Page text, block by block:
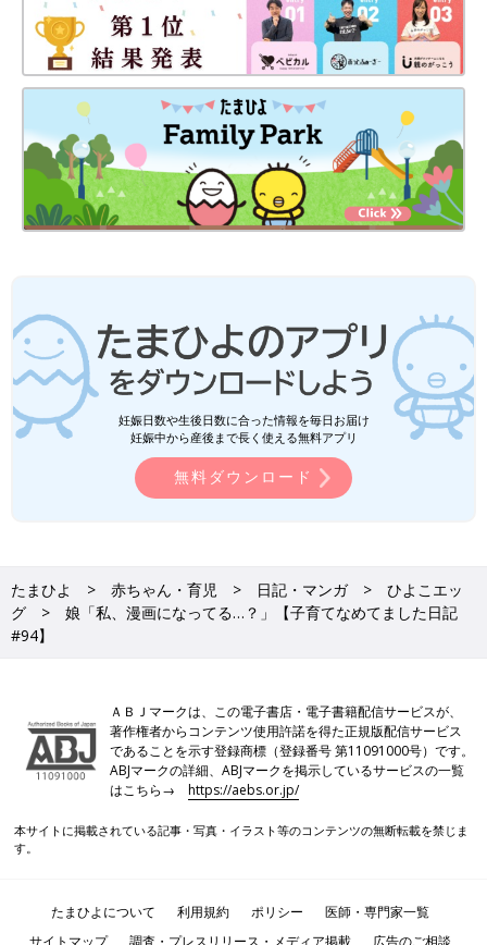
妊娠日数や生後日数に合った情報を毎日お届け
妊娠中から産後まで長く使える無料アプリ
無料ダウンロード
たまひよ 赤ちゃん・育児 日記・マンガ
ひよこエッ
グ
娘「私、漫画になってる…？」【子育てなめてました日記
#94】
ＡＢＪマークは、この電子書店・電子書籍配信サービスが、
著作権者からコンテンツ使用許諾を得た正規版配信サービス
であることを示す登録商標（登録番号 第11091000号）です。
ABJマークの詳細、ABJマークを掲示しているサービスの一覧
はこちら→https://aebs.or.jp/
本サイトに掲載されている記事・写真・イラスト等のコンテンツの無断転載を禁じま
す。
たまひよについて 利用規約 ポリシー
医師・専門家一覧